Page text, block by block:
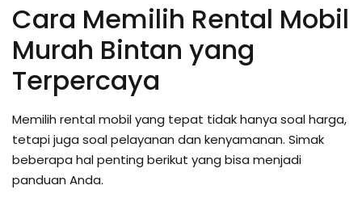
Cara Memilih Rental Mobil
Murah Bintan yang
Terpercaya
Memilih rental mobil yang tepat tidak hanya soal harga,
tetapi juga soal pelayanan dan kenyamanan. Simak
beberapa hal penting berikut yang bisa menjadi
panduan Anda.